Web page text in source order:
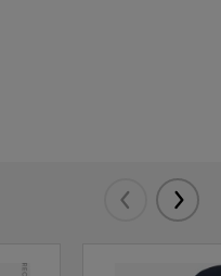
Eelmised